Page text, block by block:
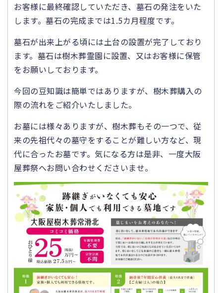
お客様に最終確認していただき、墓石の発注をいた
します。墓石の完成までは1.5カ月程度です。
墓石が出来上がる頃には土台の設置が完了しており
ます。墓石は樹木葬霊園に設置、又はお客様に保管
をお願いしております。
今回の豆知識は簡単ではありますが、樹木葬購入の
際の流れをご紹介いたしました。
お墓には様々ありますが、樹木葬もその一つで、従
来の先祖代々の墓守をすることが難しい方など、現
代に合ったお墓です。気になる方は是非、一度大阪
屋葬祭へお問い合わせくださいませ。